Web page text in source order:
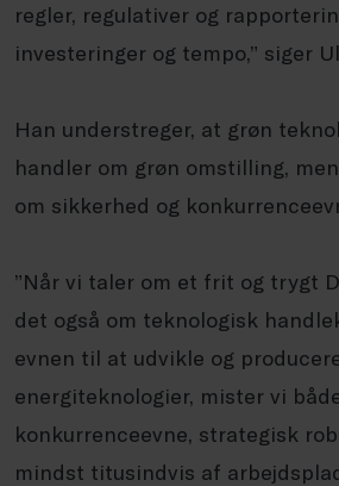
regler, regulativer og
investeringer og tempo,” siger
Han understreger, at grøn
handler om grøn omstilling,
om sikkerhed og
”Når vi taler om et frit og trygt
det også om teknologisk
evnen til at udvikle og
energiteknologier, mister vi
konkurrenceevne, strategisk
mindst titusindvis af